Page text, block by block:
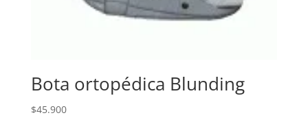
Bota ortopédica Blunding
$45.900